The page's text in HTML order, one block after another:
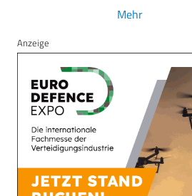
Mehr
Anzeige